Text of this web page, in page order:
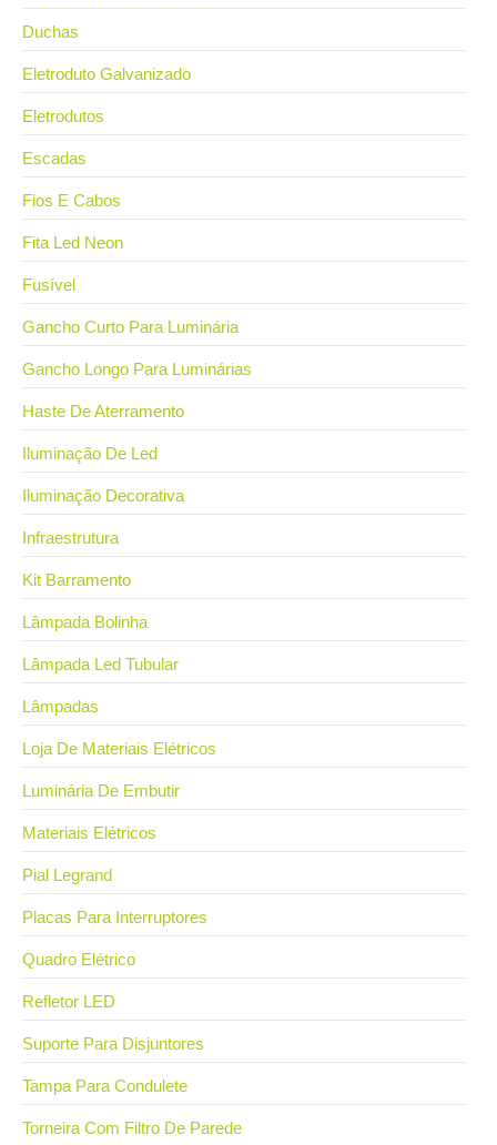
Duchas
Eletroduto Galvanizado
Eletrodutos
Escadas
Fios E Cabos
Fita Led Neon
Fusível
Gancho Curto Para Luminária
Gancho Longo Para Luminárias
Haste De Aterramento
Iluminação De Led
Iluminação Decorativa
Infraestrutura
Kit Barramento
Lâmpada Bolinha
Lâmpada Led Tubular
Lâmpadas
Loja De Materiais Elétricos
Luminária De Embutir
Materiais Elétricos
Pial Legrand
Placas Para Interruptores
Quadro Elétrico
Refletor LED
Suporte Para Disjuntores
Tampa Para Condulete
Torneira Com Filtro De Parede